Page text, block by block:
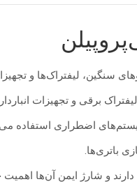
سنگین، لیفتراک‌ها و
برقی و تجهیزات
اضطراری استفاده
باتری‌ها.